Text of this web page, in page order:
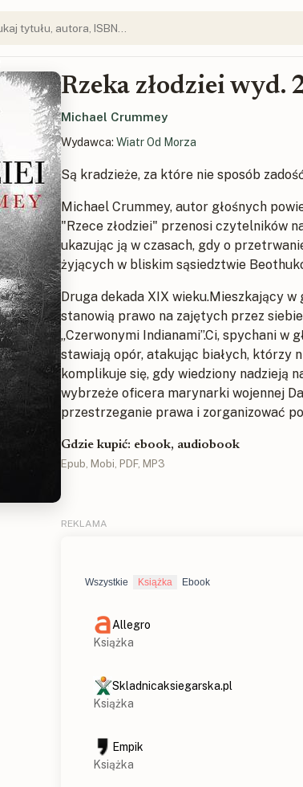
Rzeka złodziei wyd.
Michael Crummey
Wydawca: Wiatr Od Morza
Są kradzieże, za które nie sposób
Michael Crummey, autor głośnych
"Rzece złodziei" przenosi czytelników
ukazując ją w czasach, gdy o
żyjących w bliskim sąsiedztwie
Druga dekada XIX wieku.Mieszkający
stanowią prawo na zajętych przez
„Czerwonymi Indianami”.Ci, spychani w
stawiają opór, atakując białych, którzy
komplikuje się, gdy wiedziony nadzieją
wybrzeże oficera marynarki wojennej
przestrzeganie prawa i zorganizować
Gdzie kupić: ebook, audiobook
Epub, Mobi, PDF, MP3